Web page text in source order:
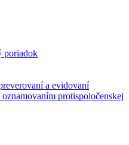
poriadok
a evidovaní
protispoločenskej